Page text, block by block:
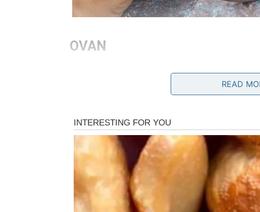
OVAN
Ovnovima dan donosi mnogo energije i
Moguća je lijepa vijest vezana za posao ili novac.
Sudbina vam sprema pozitivno
Pred vama su veoma važni trenuci.
BIK
Bikovima dolazi emotivni mir i osjećaj sigurnosti.
READ